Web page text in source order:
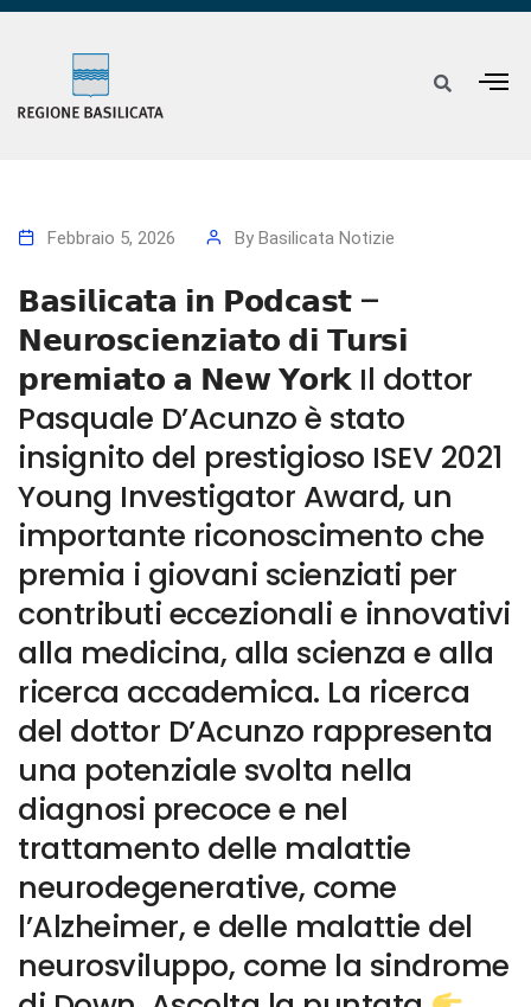
Febbraio 5, 2026 By Basilicata Notizie
𝗕𝗮𝘀𝗶𝗹𝗶𝗰𝗮𝘁𝗮 𝗶𝗻 𝗣𝗼𝗱𝗰𝗮𝘀𝘁 –
𝗡𝗲𝘂𝗿𝗼𝘀𝗰𝗶𝗲𝗻𝘇𝗶𝗮𝘁𝗼 𝗱𝗶 𝗧𝘂𝗿𝘀𝗶
𝗽𝗿𝗲𝗺𝗶𝗮𝘁𝗼 𝗮 𝗡𝗲𝘄 𝗬𝗼𝗿𝗸 Il dottor
Pasquale D’Acunzo è stato
insignito del prestigioso ISEV 2021
Young Investigator Award, un
importante riconoscimento che
premia i giovani scienziati per
contributi eccezionali e innovativi
alla medicina, alla scienza e alla
ricerca accademica. La ricerca
del dottor D’Acunzo rappresenta
una potenziale svolta nella
diagnosi precoce e nel
trattamento delle malattie
neurodegenerative, come
l’Alzheimer, e delle malattie del
neurosviluppo, come la sindrome